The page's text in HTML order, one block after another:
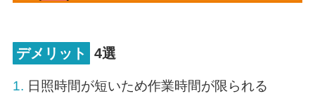
デメリット 4選
1. 日照時間が短いため作業時間が限られる